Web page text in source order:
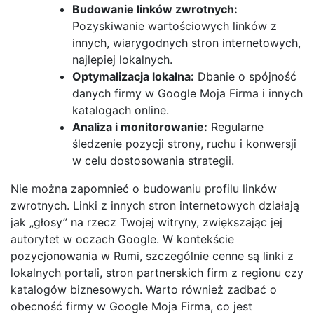
Budowanie linków zwrotnych:
Pozyskiwanie wartościowych linków z
innych, wiarygodnych stron internetowych,
najlepiej lokalnych.
Optymalizacja lokalna: Dbanie o spójność
danych firmy w Google Moja Firma i innych
katalogach online.
Analiza i monitorowanie: Regularne
śledzenie pozycji strony, ruchu i konwersji
w celu dostosowania strategii.
Nie można zapomnieć o budowaniu profilu linków
zwrotnych. Linki z innych stron internetowych działają
jak „głosy” na rzecz Twojej witryny, zwiększając jej
autorytet w oczach Google. W kontekście
pozycjonowania w Rumi, szczególnie cenne są linki z
lokalnych portali, stron partnerskich firm z regionu czy
katalogów biznesowych. Warto również zadbać o
obecność firmy w Google Moja Firma, co jest